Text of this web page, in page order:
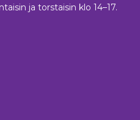
ja torstaisin klo 14–17.